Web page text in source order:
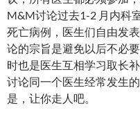
M&M讨论过去1-2 月内科
死亡病例，医生们自由发
论的宗旨是避免以后不必
时也是医生互相学习取长
讨论同一个医生经常发生
是，让你走人吧。